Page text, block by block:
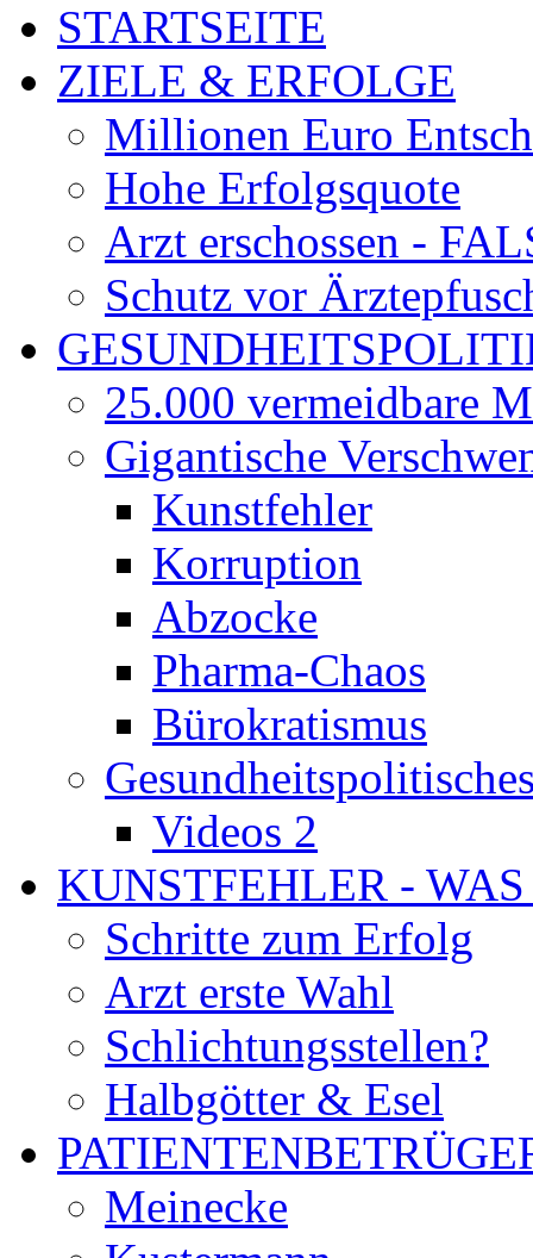
STARTSEITE
ZIELE & ERFOLGE
Millionen Euro
Hohe Erfolgsquote
Arzt erschossen -
Schutz vor
25.000 vermeidbare
Gigantische
Kunstfehler
Korruption
Abzocke
Pharma-Chaos
Bürokratismus
Videos 2
KUNSTFEHLER -
Schritte zum Erfolg
Arzt erste Wahl
Schlichtungsstellen?
Halbgötter & Esel
Meinecke